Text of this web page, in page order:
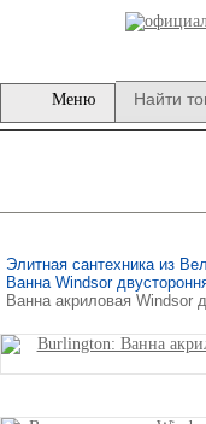
Меню
Элитная сантехника из
Ванна Windsor
Ванна акриловая Windsor